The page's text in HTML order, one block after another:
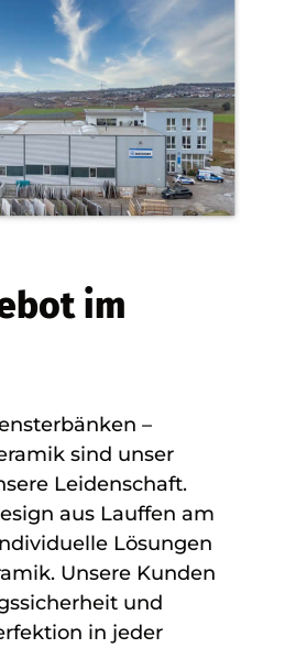
im
–
sind unser
Leidenschaft.
aus Lauffen am
Lösungen
Unsere Kunden
und
in jeder